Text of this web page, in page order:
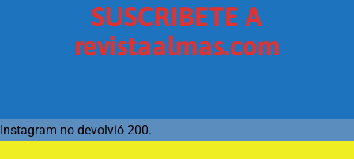
SUSCRIBETE A
revistaalmas.com
Instagram no devolvió 200.